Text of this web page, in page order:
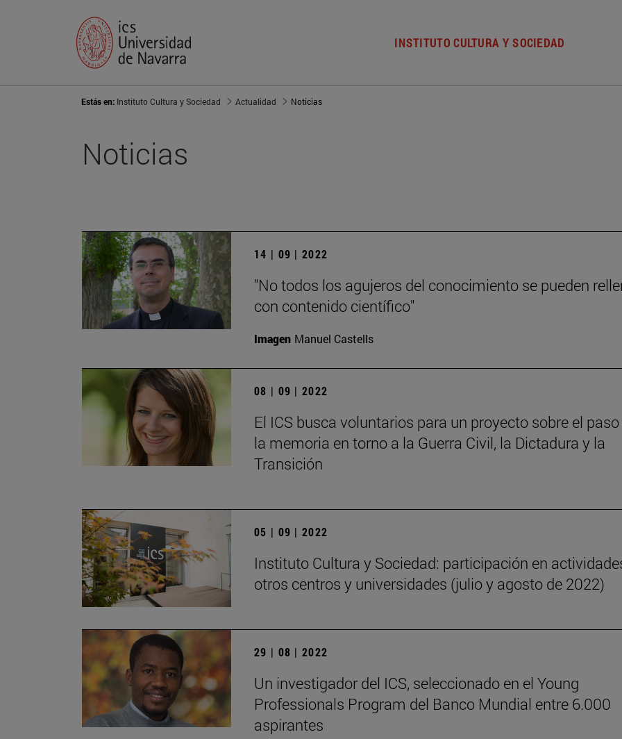
INSTITUTO CULTURA Y SOCIEDAD
Estás en: Instituto Cultura y Sociedad Actualidad Noticias
Noticias
14 | 09 | 2022
"No todos los agujeros del conocimiento se pueden
con contenido científico"
Imagen Manuel Castells
08 | 09 | 2022
El ICS busca voluntarios para un proyecto sobre el
la memoria en torno a la Guerra Civil, la Dictadura y la
Transición
05 | 09 | 2022
Instituto Cultura y Sociedad: participación en
otros centros y universidades (julio y agosto de 2022)
29 | 08 | 2022
Un investigador del ICS, seleccionado en el Young
Professionals Program del Banco Mundial entre 6.000
aspirantes